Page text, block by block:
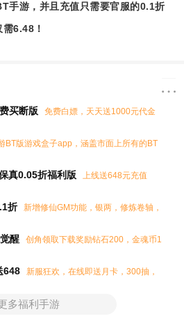
手游，并且充值只需要官服的0.1折
6.48！
买断版
免费白嫖，天天送1000元代金
BT版游戏盒子app，涵盖市面上所有的BT
真0.05折福利版
上线送648元充值
折
新增修仙GM功能，银两，修炼卷轴，
醒
创角领取下载奖励钻石200，金魂币1
648
新服狂欢，在线即送月卡，300抽，
多福利手游